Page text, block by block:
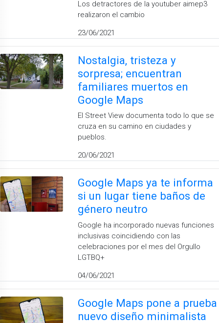
Los detractores de la youtuber aimep3
realizaron el cambio
23/06/2021
Nostalgia, tristeza y
sorpresa; encuentran
familiares muertos en
Google Maps
El Street View documenta todo lo que se
cruza en su camino en ciudades y
pueblos.
20/06/2021
Google Maps ya te informa
si un lugar tiene baños de
género neutro
Google ha incorporado nuevas funciones
inclusivas coincidiendo con las
celebraciones por el mes del Orgullo
LGTBQ+
04/06/2021
Google Maps pone a prueba
nuevo diseño minimalista